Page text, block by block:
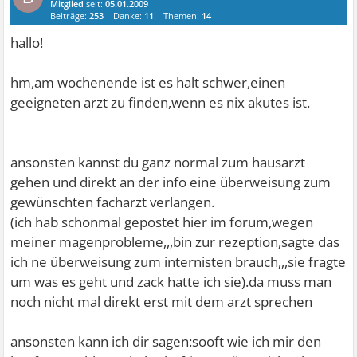
Mitglied seit:05.01.2009
Beiträge:253 Danke: 11 Themen: 14
hallo!
hm,am wochenende ist es halt schwer,einen
geeigneten arzt zu finden,wenn es nix akutes ist.
ansonsten kannst du ganz normal zum hausarzt
gehen und direkt an der info eine überweisung zum
gewünschten facharzt verlangen.
(ich hab schonmal gepostet hier im forum,wegen
meiner magenprobleme,,,bin zur rezeption,sagte das
ich ne überweisung zum internisten brauch,,,sie fragte
um was es geht und zack hatte ich sie).da muss man
noch nicht mal direkt erst mit dem arzt sprechen
ansonsten kann ich dir sagen:sooft wie ich mir den